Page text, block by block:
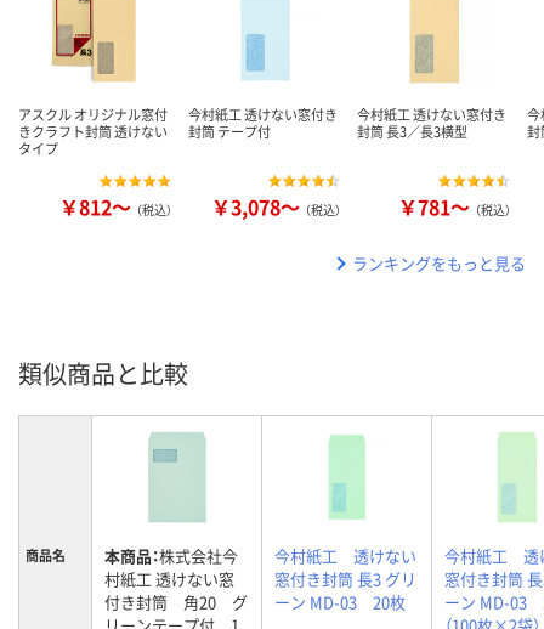
アスクル オリジナル窓付
きクラフト封筒 透けない
タイプ
￥812～ （税込）
今村紙工 透けない窓付き
封筒 テープ付
￥3,078～ （税込）
今村紙工 透けない窓付き
封筒 長3／長3横型
￥781～ （税込）
今
封
ランキングをもっと見る
類似商品と比較
商品名 本商品：株式会社今
村紙工 透けない窓
付き封筒 角20 グ
今村紙工 透けない
窓付き封筒 長3 グリ
ーン MD-03 20枚
今村紙工 透
窓付き封筒
ーン MD-03